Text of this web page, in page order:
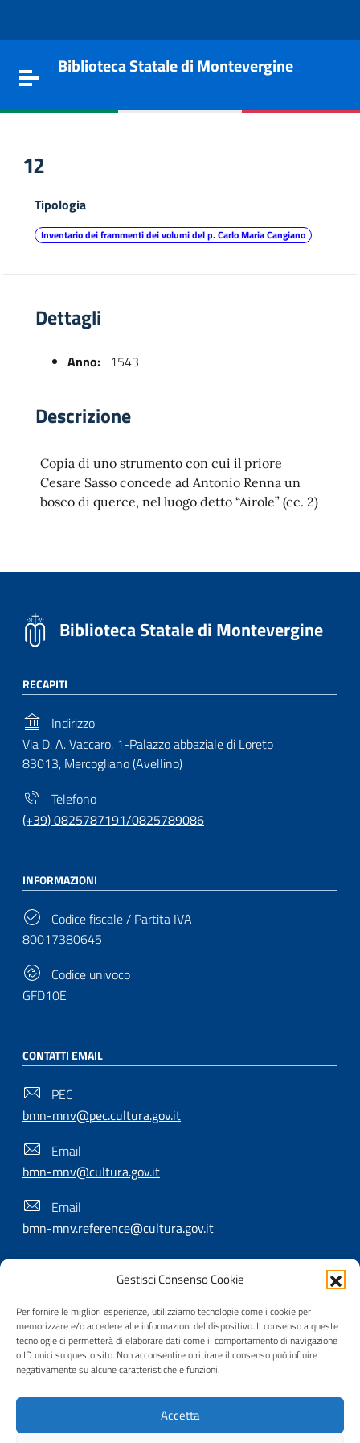
Gestisci Consenso Cookie
Per fornire le migliori esperienze, utilizziamo tecnologie come i cookie per
memorizzare e/o accedere alle informazioni del dispositivo. Il consenso a queste
tecnologie ci permetterà di elaborare dati come il comportamento di navigazione
o ID unici su questo sito. Non acconsentire o ritirare il consenso può influire
negativamente su alcune caratteristiche e funzioni.
Accetta
Toggle navigation
Biblioteca Statale di Montevergine
12
Tipologia
Inventario dei frammenti dei volumi del p. Carlo Maria Cangiano
Dettagli
Anno: 1543
Descrizione
Copia di uno strumento con cui il priore
Cesare Sasso concede ad Antonio Renna un
bosco di querce, nel luogo detto “Airole” (cc. 2)
Biblioteca Statale di Montevergine
RECAPITI
Indirizzo
Via D. A. Vaccaro, 1-Palazzo abbaziale di Loreto
83013, Mercogliano (Avellino)
Telefono
(+39) 0825787191/0825789086
INFORMAZIONI
Codice fiscale / Partita IVA
80017380645
Codice univoco
GFD10E
CONTATTI EMAIL
PEC
bmn-mnv@pec.cultura.gov.it
Email
bmn-mnv@cultura.gov.it
Email
bmn-mnv.reference@cultura.gov.it
Useful Links Section
Privacy | Cookie policy | Contatti |
accessibilità | Crediti | Nota di copyright | Realizzato da